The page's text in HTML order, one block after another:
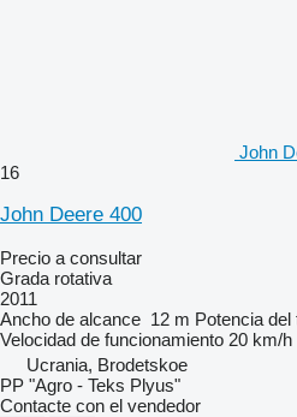
John
16
John Deere 400
Precio a consultar
Grada rotativa
2011
Ancho de alcance 12 m Potencia
Velocidad de funcionamiento 20 km/h
Ucrania, Brodetskoe
PP "Agro - Teks Plyus"
Contacte con el vendedor